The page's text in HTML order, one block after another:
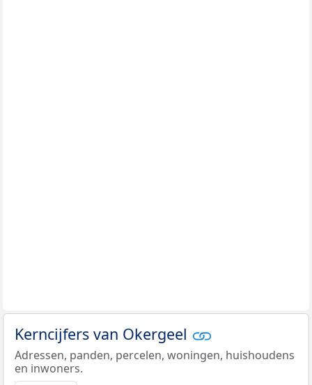
Kerncijfers van Okergeel
Adressen, panden, percelen, woningen, huishoudens
en inwoners.